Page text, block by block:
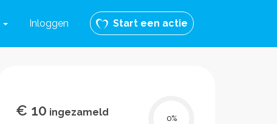
Inloggen Start een actie
€ 10 ingezameld
0%